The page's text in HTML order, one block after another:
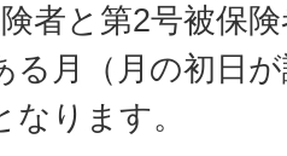
者と第2号被保
る月（月の初日
なります。